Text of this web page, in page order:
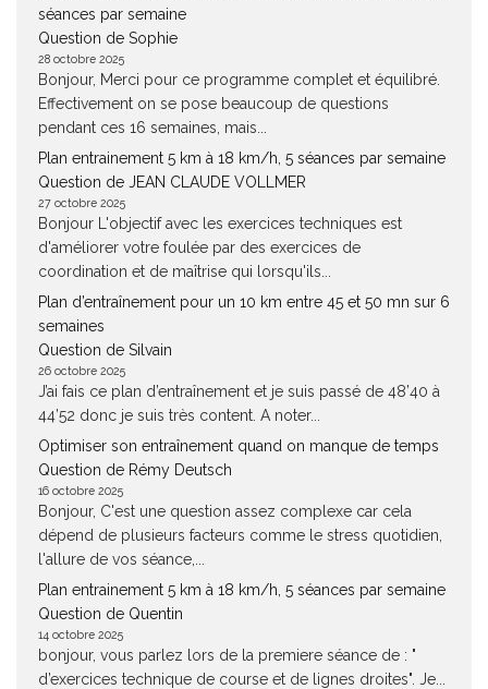
séances par semaine
Question de Sophie
28 octobre 2025
Bonjour, Merci pour ce programme complet et équilibré.
Effectivement on se pose beaucoup de questions
pendant ces 16 semaines, mais...
Plan entrainement 5 km à 18 km/h, 5 séances par semaine
Question de JEAN CLAUDE VOLLMER
27 octobre 2025
Bonjour L'objectif avec les exercices techniques est
d'améliorer votre foulée par des exercices de
coordination et de maîtrise qui lorsqu'ils...
Plan d’entraînement pour un 10 km entre 45 et 50 mn sur 6
semaines
Question de Silvain
26 octobre 2025
J’ai fais ce plan d’entraînement et je suis passé de 48’40 à
44’52 donc je suis très content. A noter...
Optimiser son entraînement quand on manque de temps
Question de Rémy Deutsch
16 octobre 2025
Bonjour, C'est une question assez complexe car cela
dépend de plusieurs facteurs comme le stress quotidien,
l'allure de vos séance,...
Plan entrainement 5 km à 18 km/h, 5 séances par semaine
Question de Quentin
14 octobre 2025
bonjour, vous parlez lors de la premiere séance de : "
d’exercices technique de course et de lignes droites". Je...